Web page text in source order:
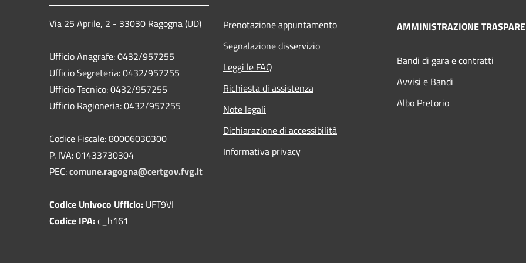
Via 25 Aprile, 2 - 33030 Ragogna (UD)
Ufficio Anagrafe: 0432/957255
Ufficio Segreteria: 0432/957255
Ufficio Tecnico: 0432/957255
Ufficio Ragioneria: 0432/957255
Codice Fiscale: 80006030300
P. IVA: 01433730304
PEC:comune.ragogna@certgov.fvg.it
Codice Univoco Ufficio: UFT9VI
Codice IPA:c_h161
Prenotazione appuntamento
Segnalazione disservizio
Leggi le FAQ
Richiesta di assistenza
Note legali
Dichiarazione di accessibilità
Informativa privacy
AMMINISTRAZIONE
Bandi di gara e contratti
Avvisi e Bandi
Albo Pretorio